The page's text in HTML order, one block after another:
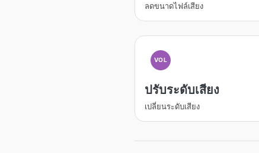
ลดขนาดไฟล์เสียง
VOL
ปรับระดับเสียง
เปลี่ยนระดับเสียง